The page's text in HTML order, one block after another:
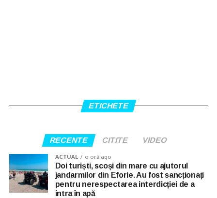
ETICHETE
RECENTE CITITE VIDEO
ACTUAL o oră ago
Doi turiști, scoși din mare cu ajutorul
jandarmilor din Eforie. Au fost sancționați
pentru nerespectarea interdicției de a
intra în apă